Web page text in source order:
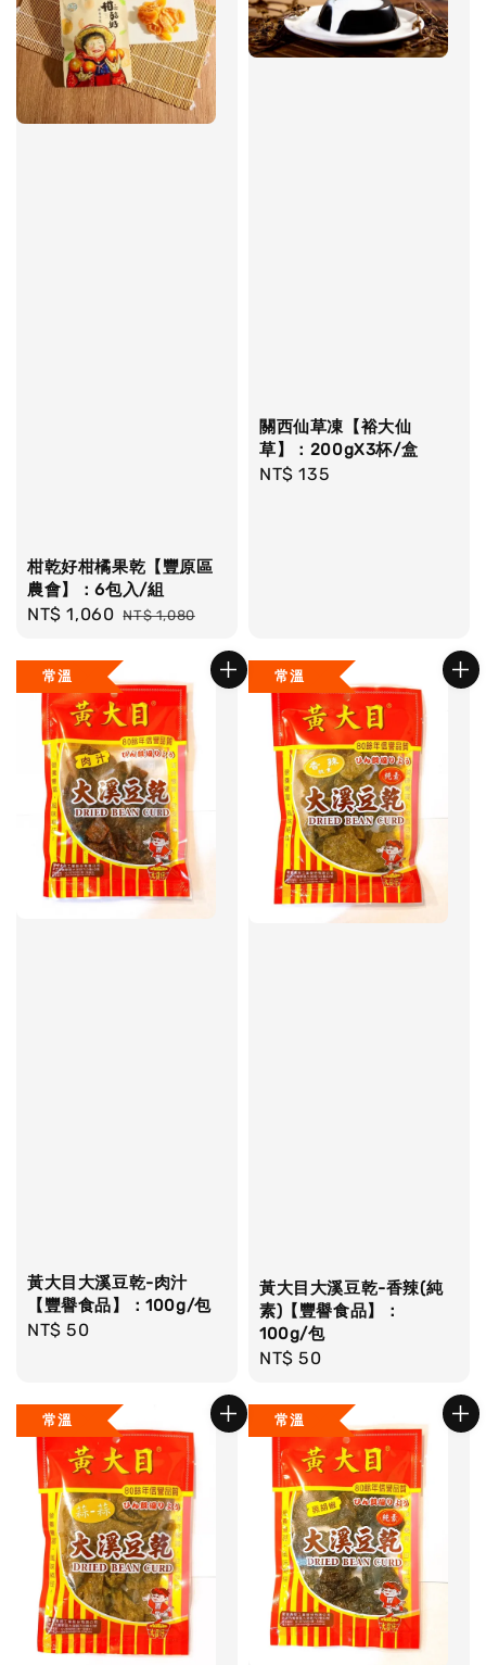
柑乾好柑橘果乾【豐原區
農會】：6包入/組
Sale
NT$ 1,060 Regular
NT$ 1,080
關西仙草凍【裕大仙
草】：200gX3杯/盒
Regular
NT$ 135
常溫
黃大目大溪豆乾-肉汁
【豐譽食品】：100g/包
Regular
NT$ 50
常溫
黃大目大溪豆乾-香辣(純
素)【豐譽食品】：
100g/包
Regular
NT$ 50
常溫 常溫